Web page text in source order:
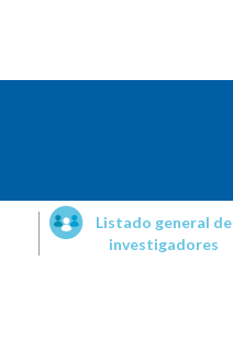
Listado general de
investigadores